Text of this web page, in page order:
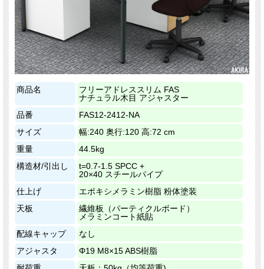
商品名
フリーアドレススリム FAS
ナチュラル木目 アジャスター
品番
FAS12-2412-NA
サイズ
幅:240 奥行:120 高:72 cm
重量
44.5kg
構造材/引出し
t=0.7-1.5 SPCC +
20×40 スチールパイプ
仕上げ
エポキシメラミン樹脂 粉体塗装
天板
繊維板（パーティクルボード）
メラミンコート紙貼
配線キャップ
なし
アジャスタ
Φ19 M8×15 ABS樹脂